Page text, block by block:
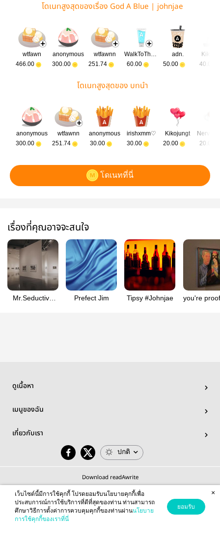
โดเนทสูงสุดของเรื่อง God A Blue | johnjae
wtfawn
466.00
anonymous
300.00
wtfawnn
251.74
WalkToTheMoon
60.00
adn.
50.00
40.00
โดเนทสูงสุดของ บทนำ
anonymous
300.00
wtfawnn
251.74
anonymous
30.00
irishxmm♡︎
30.00
Kikojungt
20.00
20.00
โดเนทที่นี่
เรื่องที่คุณอาจจะสนใจ
Mr.Seductive
Prefect Jim Tipsy #Johnjae
you're
ดูเนื้อหา
เมนูของฉัน
เกี่ยวกับเรา
ปกติ
Download readAwrite
© 2026 readAwrite.com by MEB Corporation Public Company Limited
This site is protected by reCAPTCHA and the Google
เว็บไซต์นี้มีการใช้คุกกี้ โปรดยอมรับนโยบายคุกกี้เพื่อ
ประสบการณ์การใช้บริการที่ดีที่สุดของท่าน ท่านสามารถ
ศึกษาวิธีการตั้งค่าการควบคุมคุกกี้ของท่านผ่านนโยบาย
การใช้คุกกี้ของเราที่นี่
ยอมรับ
×